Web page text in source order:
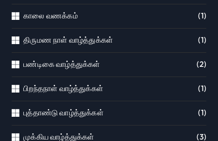
காலை வணக்கம் (1)
திருமண நாள் வாழ்த்துக்கள் (1)
பண்டிகை வாழ்த்துக்கள் (2)
பிறந்தநாள் வாழ்த்துக்கள் (1)
புத்தாண்டு வாழ்த்துக்கள் (1)
முக்கிய வாழ்த்துக்கள் (3)